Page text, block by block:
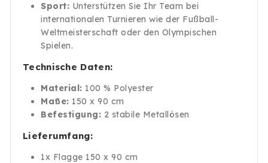
Sport: Unterstützen Sie Ihr Team bei
internationalen Turnieren wie der Fußball-
Weltmeisterschaft oder den Olympischen
Spielen.
Technische Daten:
Material: 100 % Polyester
Maße: 150 x 90 cm
Befestigung: 2 stabile Metallösen
Lieferumfang:
1x Flagge 150 x 90 cm